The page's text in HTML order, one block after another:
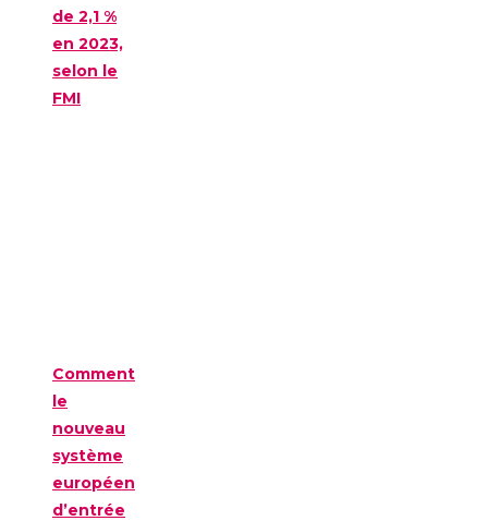
de 2,1 %
en 2023,
selon le
FMI
Comment
le
nouveau
système
européen
d’entrée